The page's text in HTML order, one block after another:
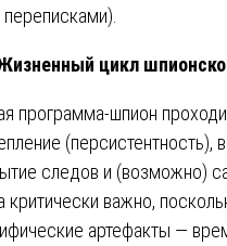
переписками).
цикл
программа-шпион
(персистентность),
следов и (возможно)
критически важно,
артефакты —